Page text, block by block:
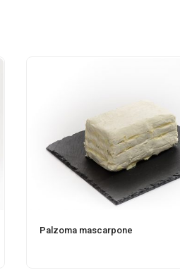
Palzoma mascarpone